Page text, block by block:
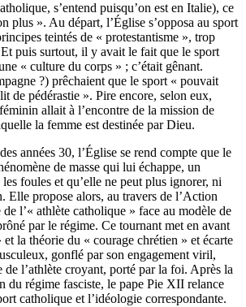
s’entend puisqu’on est en Italie), ce
plus ». Au départ, l’Église s’opposa au sport
teintés de « protestantisme », trop
puis surtout, il y avait le fait que le sport
« culture du corps » ; c’était gênant.
?) prêchaient que le sport « pouvait
de pédérastie ». Pire encore, selon eux,
allait à l’encontre de la mission de
la femme est destinée par Dieu.
années 30, l’Église se rend compte que le
de masse qui lui échappe, un
foules et qu’elle ne peut plus ignorer, ni
Elle propose alors, au travers de l’Action
l’« athlète catholique » face au modèle de
par le régime. Ce tournant met en avant
la théorie du « courage chrétien » et écarte
gonflé par son engagement viril,
l’athlète croyant, porté par la foi. Après la
du régime fasciste, le pape Pie XII relance
catholique et l’idéologie correspondante.